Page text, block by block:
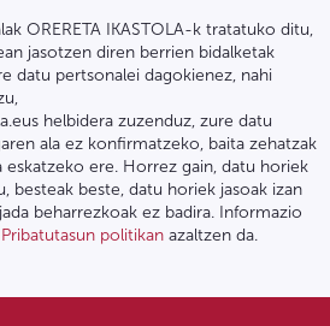
ORERETA IKASTOLA-k tratatuko ditu,
jasotzen diren berrien bidalketak
datu pertsonalei dagokienez, nahi
helbidera zuzenduz, zure datu
ala ez konfirmatzeko, baita zehatzak
eskatzeko ere. Horrez gain, datu horiek
besteak beste, datu horiek jasoak izan
beharrezkoak ez badira. Informazio
Pribatutasun politikan azaltzen da.